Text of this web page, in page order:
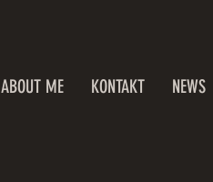
ABOUT ME KONTAKT NEWS